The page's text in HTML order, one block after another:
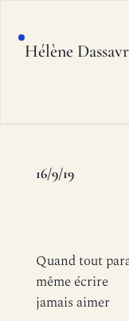
Hélène
16/9/19
Quand tout
même écrire
jamais aimer